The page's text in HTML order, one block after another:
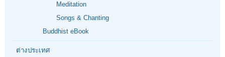
Meditation
Songs & Chanting
Buddhist eBook
ต่างประเทศ